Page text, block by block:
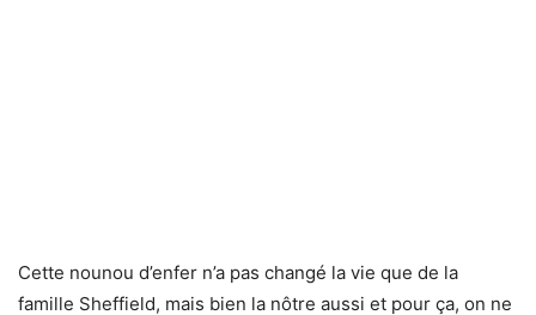
Cette nounou d’enfer n’a pas changé la vie que de la
famille Sheffield, mais bien la nôtre aussi et pour ça, on ne